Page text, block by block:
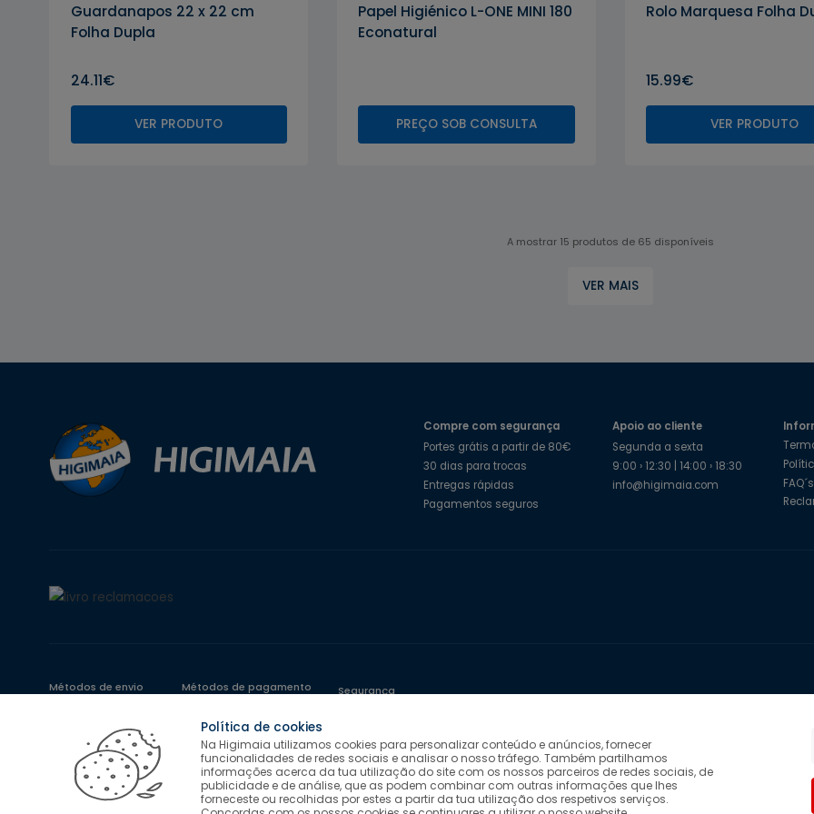
Guardanapos 22 x 22 cm
Folha Dupla
24.11€
VER PRODUTO
Papel Higiénico L-ONE MINI 180
Econatural
PREÇO SOB CONSULTA
Rolo Marquesa Folha
15.99€
VER PRODUTO
A mostrar 15 produtos de 65 disponíveis
VER MAIS
Compre com segurança
Portes grátis a partir de 80€
30 dias para trocas
Entregas rápidas
Pagamentos seguros
Apoio ao cliente
Segunda a sexta
9:00 › 12:30 | 14:00 › 18:30
info@higimaia.com
FAQ´s
Métodos de envio Métodos de pagamento Segurança
Salvo indicação de contrário as promoções apresentadas são válidas até ao dia 09-08-2026.
Higimaia © 2026 Todos os direitos reservados. Designed & Developed by Bsolus
Política de cookies
Na Higimaia utilizamos cookies para personalizar conteúdo e anúncios, fornecer
funcionalidades de redes sociais e analisar o nosso tráfego. Também partilhamos
informações acerca da tua utilização do site com os nossos parceiros de redes sociais, de
publicidade e de análise, que as podem combinar com outras informações que lhes
forneceste ou recolhidas por estes a partir da tua utilização dos respetivos serviços.